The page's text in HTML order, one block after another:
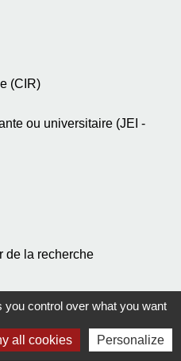
(CIR)
ou universitaire (JEI -
de la recherche
de recherche
control over what you want
all cookies Personalize